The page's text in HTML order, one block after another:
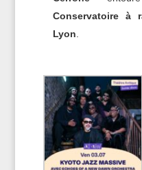
Conservatoire à
Lyon